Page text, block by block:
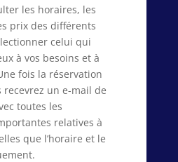
les horaires, les
prix des différents
celui qui
à vos besoins et à
fois la réservation
recevrez un e-mail de
toutes les
relatives à
que l’horaire et le